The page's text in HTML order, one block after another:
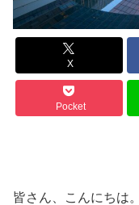
X
Pocket
皆さん、こんにちは